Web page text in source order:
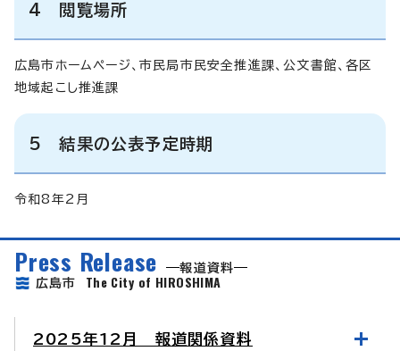
4 閲覧場所
広島市ホームページ、市民局市民安全推進課、公文書館、各区
地域起こし推進課
5 結果の公表予定時期
令和8年2月
Press Release
報道資料
広島市 The City of HIROSHIMA
2025年12月 報道関係資料